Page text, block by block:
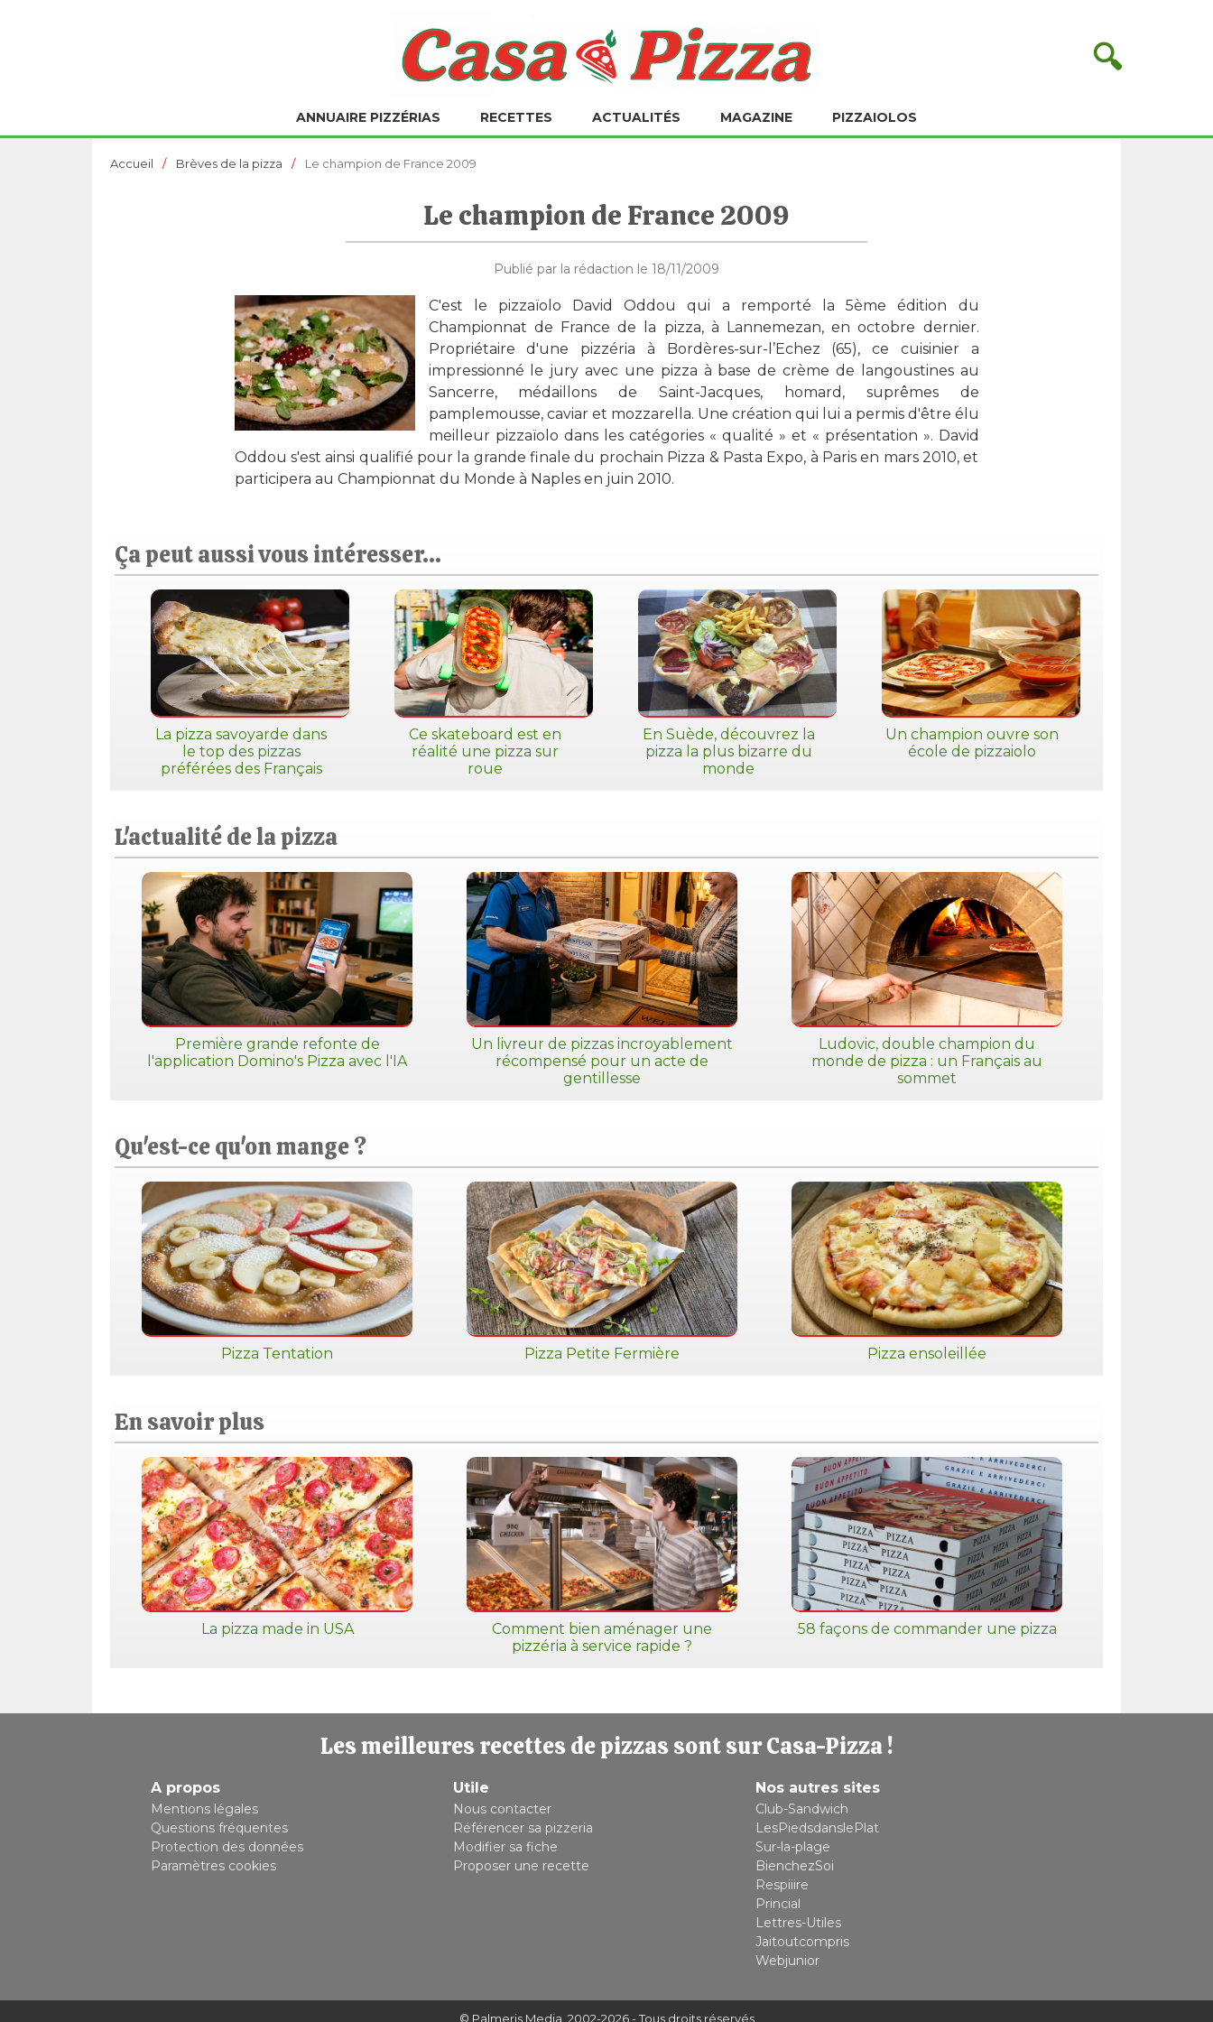
🔍
ANNUAIRE PIZZÉRIAS RECETTES ACTUALITÉS MAGAZINE PIZZAIOLOS
Accueil Brèves de la pizza Le champion de France 2009
Le champion de France 2009
Publié par la rédaction le 18/11/2009
C'est le pizzaïolo David Oddou qui a remporté la 5ème édition du
Championnat de France de la pizza, à Lannemezan, en octobre dernier.
Propriétaire d'une pizzéria à Bordères-sur-l’Echez (65), ce cuisinier a
impressionné le jury avec une pizza à base de crème de langoustines au
Sancerre, médaillons de Saint-Jacques, homard, suprêmes de
pamplemousse, caviar et mozzarella. Une création qui lui a permis d'être élu
meilleur pizzaïolo dans les catégories « qualité » et « présentation ». David
Oddou s'est ainsi qualifié pour la grande finale du prochain Pizza & Pasta Expo, à Paris en mars 2010, et
participera au Championnat du Monde à Naples en juin 2010.
Ça peut aussi vous intéresser...
La pizza savoyarde dans
le top des pizzas
préférées des Français
Ce skateboard est en
réalité une pizza sur
roue
En Suède, découvrez la
pizza la plus bizarre du
monde
Un champion ouvre son
école de pizzaiolo
L'actualité de la pizza
Première grande refonte de
l'application Domino's Pizza avec l'IA
Un livreur de pizzas incroyablement
récompensé pour un acte de
gentillesse
Ludovic, double champion du
monde de pizza : un Français au
sommet
Qu'est-ce qu'on mange ?
Pizza Tentation Pizza Petite Fermière Pizza ensoleillée
En savoir plus
La pizza made in USA
Comment bien aménager une
pizzéria à service rapide ?
58 façons de commander une pizza
Les meilleures recettes de pizzas sont sur Casa-Pizza !
A propos
Mentions légales
Questions fréquentes
Protection des données
Paramètres cookies
Utile
Nous contacter
Référencer sa pizzeria
Modifier sa fiche
Proposer une recette
Nos autres sites
Club-Sandwich
LesPiedsdanslePlat
Sur-la-plage
BienchezSoi
Respiiire
Princial
Lettres-Utiles
Jaitoutcompris
Webjunior
© Palmeris Media , 2002-2026 - Tous droits réservés